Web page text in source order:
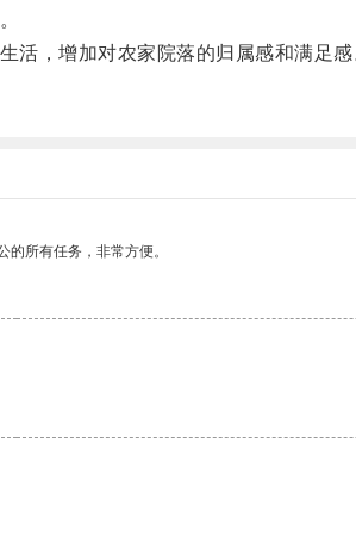
，增加对农家院落的归属感和满足感
所有任务，非常方便。